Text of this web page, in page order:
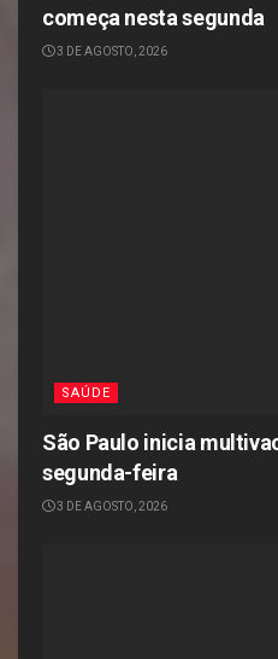
começa nesta segunda
3 DE AGOSTO, 2026
SAÚDE
São Paulo inicia
segunda-feira
3 DE AGOSTO, 2026